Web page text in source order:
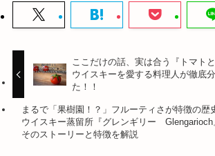
ここだけの話、実は合う『トマト
ウイスキーを愛する料理人が徹底
た！！
まるで「果樹園！？」フルーティさが特徴の歴
ウイスキー蒸留所『グレンギリー Glengarioch
そのストーリーと特徴を解説